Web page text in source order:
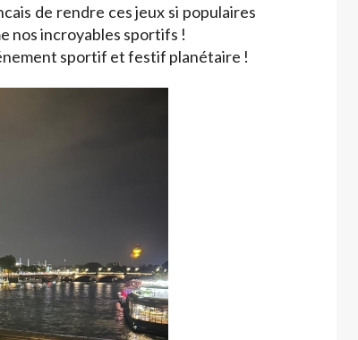
de rendre ces jeux si populaires
nos incroyables sportifs !
sportif et festif planétaire !